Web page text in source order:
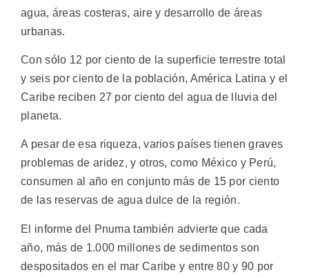
agua, áreas costeras, aire y desarrollo de áreas
urbanas.
Con sólo 12 por ciento de la superficie terrestre total
y seis por ciento de la población, América Latina y el
Caribe reciben 27 por ciento del agua de lluvia del
planeta.
A pesar de esa riqueza, varios países tienen graves
problemas de aridez, y otros, como México y Perú,
consumen al año en conjunto más de 15 por ciento
de las reservas de agua dulce de la región.
El informe del Pnuma también advierte que cada
año, más de 1.000 millones de sedimentos son
despositados en el mar Caribe y entre 80 y 90 por